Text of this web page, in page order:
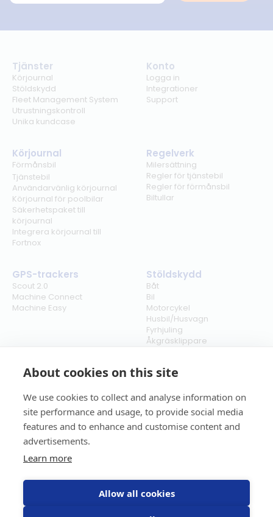
About cookies on this site
We use cookies to collect and analyse information on
site performance and usage, to provide social media
features and to enhance and customise content and
advertisements.
Learn more
Allow all cookies
Tjänster
Körjournal
Stöldskydd
Fleet Management System
Utrustningskontroll
Unika kundcase
Konto
Logga in
Integrationer
Support
Körjournal
Förmånsbil
Tjänstebil
Användarvänlig körjournal
Körjournal för poolbilar
Säkerhetspaket till
körjournal
Integrera körjournal till
Fortnox
Regelverk
Milersättning
Regler för tjänstebil
Regler för förmånsbil
Biltullar
GPS-trackers
Scout 2.0
Machine Connect
Machine Easy
Stöldskydd
Båt
Bil
Motorcykel
Husbil/Husvagn
Fyrhjuling
Åkgräsklippare
Snöskoter
Om oss
Våra kunder
Nyheter
Karriär
Policies
Allmänna villkor
Integritetspolicy
Cookies